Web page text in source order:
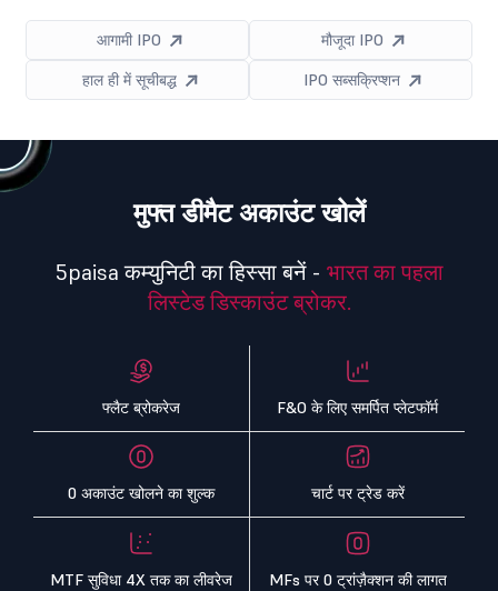
आगामी IPO
मौजूदा IPO
हाल ही में सूचीबद्ध
IPO सब्सक्रिप्शन
मुफ्त डीमैट अकाउंट खोलें
5paisa कम्युनिटी का हिस्सा बनें - भारत का पहला
लिस्टेड डिस्काउंट ब्रोकर.
फ्लैट ब्रोकरेज F&O के लिए समर्पित प्लेटफॉर्म
0 अकाउंट खोलने का शुल्क चार्ट पर ट्रेड करें
MTF सुविधा 4X तक का लीवरेज MFs पर 0 ट्रांज़ैक्शन की लागत